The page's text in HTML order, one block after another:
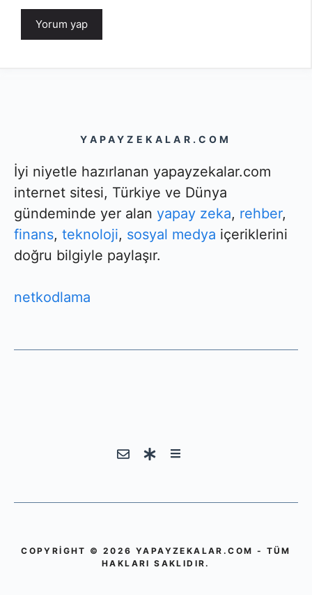
YAPAYZEKALAR.COM
İyi niyetle hazırlanan yapayzekalar.com
internet sitesi, Türkiye ve Dünya
gündeminde yer alan yapay zeka, rehber,
finans, teknoloji, sosyal medya içeriklerini
doğru bilgiyle paylaşır.
netkodlama
COPYRIGHT © 2026 YAPAYZEKALAR.COM - TÜM
HAKLARI SAKLIDIR.